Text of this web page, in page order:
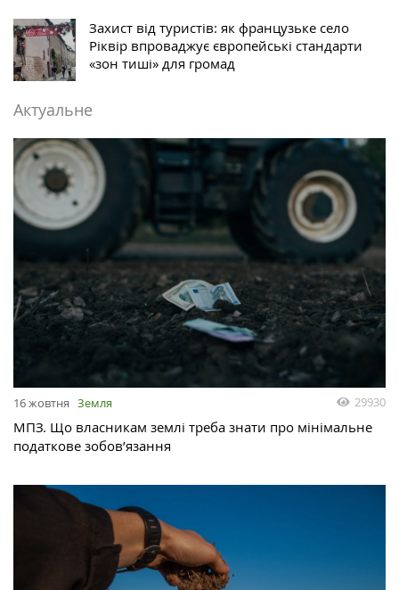
Захист від туристів: як французьке село
Ріквір впроваджує європейські стандарти
«зон тиші» для громад
Актуальне
16 жовтня Земля 29930
МПЗ. Що власникам землі треба знати про мінімальне
податкове зобов’язання